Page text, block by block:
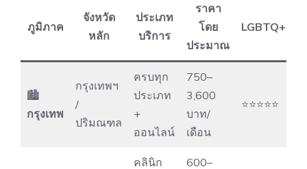
ภูมิภาค
จังหวัด
หลัก
ประเภท
บริการ
ราคา
โดย
ประมาณ
LGBTQ+
🏙
กรุงเทพ
กรุงเทพฯ
/
ปริมณฑล
ครบทุก
ประเภท
+
ออนไลน์
750–
3,600
บาท/
เดือน
⭐⭐⭐⭐⭐
คลินิก
600–